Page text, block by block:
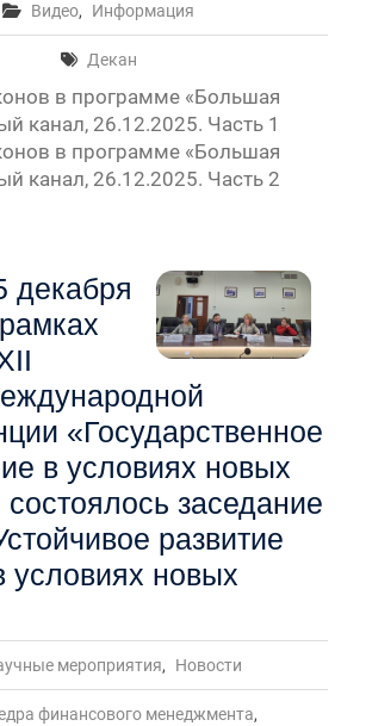
Видео, Информация
Декан
в программе «Большая
канал, 26.12.2025. Часть 1
в программе «Большая
канал, 26.12.2025. Часть 2
декабря
«Государственное
в условиях новых
заседание
развитие
условиях новых
мероприятия, Новости
финансового менеджмента,